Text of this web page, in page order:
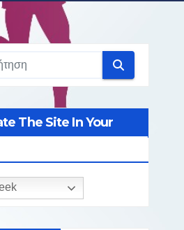
The Site In Your